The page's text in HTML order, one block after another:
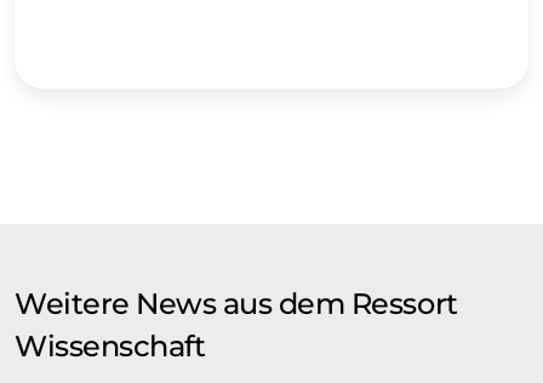
Weitere News aus dem Ressort
Wissenschaft